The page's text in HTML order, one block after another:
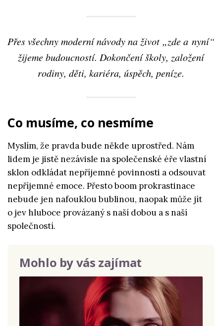
Přes všechny moderní návody na život „zde a nyní“
žijeme budoucností. Dokončení školy, založení
rodiny, děti, kariéra, úspěch, peníze.
Co musíme, co nesmíme
Myslím, že pravda bude někde uprostřed. Nám
lidem je jistě nezávisle na společenské éře vlastní
sklon odkládat nepříjemné povinnosti a odsouvat
nepříjemné emoce. Přesto boom prokrastinace
nebude jen nafouklou bublinou, naopak může jít
o jev hluboce provázaný s naší dobou a s naší
společností.
Mohlo by vás zajímat